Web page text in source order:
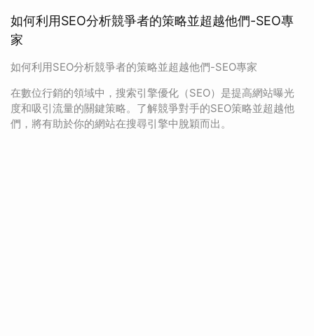
如何利用SEO分析競爭者的策略並超越他們-SEO專
家
如何利用SEO分析競爭者的策略並超越他們-SEO專家
在數位行銷的領域中，搜索引擎優化（SEO）是提高網站曝光
度和吸引流量的關鍵策略。了解競爭對手的SEO策略並超越他
們，將有助於你的網站在搜尋引擎中脫穎而出。